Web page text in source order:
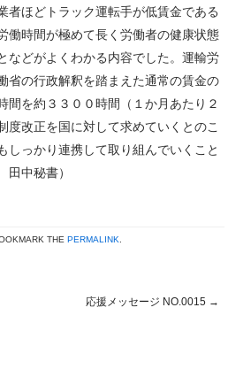
者ほどトラック運転手が低賃金である
働時間が極めて長く労働者の健康状態
などがよくわかる内容でした。運輸労
省の行政解釈を踏まえた通常の賃金の
間を約３３００時間（１か月あたり２
度改正を国に対して求めていくとのこ
しっかり連携して取り組んでいくこと
中秘書）
THE PERMALINK
応援メッセージ NO.0015 →